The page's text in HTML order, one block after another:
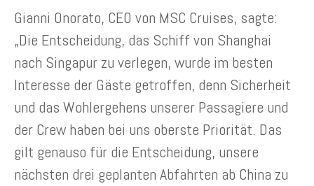
Gianni Onorato, CEO von MSC Cruises, sagte:
„Die Entscheidung, das Schiff von Shanghai
nach Singapur zu verlegen, wurde im besten
Interesse der Gäste getroffen, denn Sicherheit
und das Wohlergehens unserer Passagiere und
der Crew haben bei uns oberste Priorität. Das
gilt genauso für die Entscheidung, unsere
nächsten drei geplanten Abfahrten ab China zu